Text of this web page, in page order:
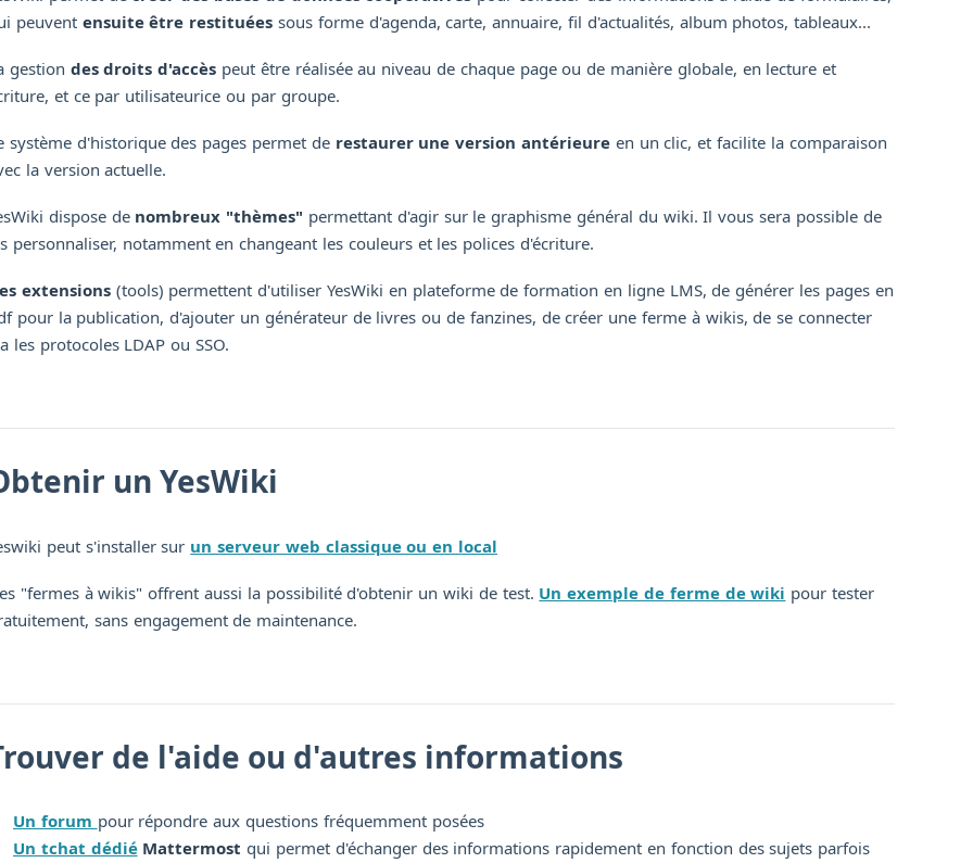
peuvent ensuite être restituées sous forme d'agenda, carte, annuaire, fil d'actualités, album photos, tableaux...
gestion des droits d'accès peut être réalisée au niveau de chaque page ou de manière globale, en lecture et
et ce par utilisateurice ou par groupe.
système d'historique des pages permet de restaurer une version antérieure en un clic, et facilite la comparaison
la version actuelle.
dispose de nombreux "thèmes" permettant d'agir sur le graphisme général du wiki. Il vous sera possible de
personnaliser, notamment en changeant les couleurs et les polices d'écriture.
extensions(tools) permettent d'utiliser YesWiki en plateforme de formation en ligne LMS, de générer les pages en
pour la publication, d'ajouter un générateur de livres ou de fanzines, de créer une ferme à wikis, de se connecter
les protocoles LDAP ou SSO.
un YesWiki
peut s'installer sur un serveur web classique ou en local
"fermes à wikis" offrent aussi la possibilité d'obtenir un wiki de test. Un exemple de ferme de wiki pour tester
sans engagement de maintenance.
de l'aide ou d'autres informations
Un forum pour répondre aux questions fréquemment posées
Un tchat dédié Mattermost qui permet d'échanger des informations rapidement en fonction des sujets parfois